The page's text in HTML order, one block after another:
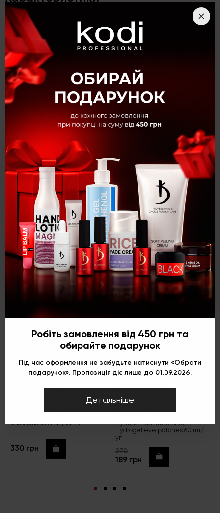
×
Вітаємо в Kodi Professional!
Оберіть мову для комфортних
покупок:
Укр Рус Eng
Гель-лак № 161 (жемчужный с голубым перламутром и
пурпурными блестками) 12 мл.
Категорія
Опис
Гель-лак № 161 (жемчужный с голубым перламутром и
пурпурными блестками) 12 мл.
Гель-лак № 161 (жемчужный с голубым перламутром и
пурпурными блестками) 12 мл.
Згорнути
Персонально для вас
330 грн Купити
-30%
Засоби для догляду
навколо очей
муцином равлика Snail
Hydrogel eye patches 60 шт/
уп
270
189 грн Купити
Робіть замовлення від 450 грн та
обирайте подарунок
Під час оформлення не забудьте натиснути «Обрати
подарунок». Пропозиція діє лише до 01.09.2026.
Детальніше